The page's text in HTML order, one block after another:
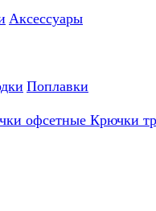
Аксессуары
Поплавки
офсетные Крючки